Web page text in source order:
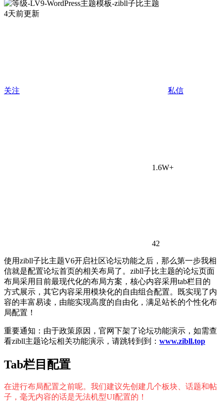
4天前更新
关注 私信
1.6W+
42
使用zibll子比主题V6开启社区论坛功能之后，那么第一步我相
信就是配置论坛首页的相关布局了。zibll子比主题的论坛页面
布局采用目前最现代化的布局方案，核心内容采用tab栏目的
方式展示，其它内容采用模块化的自由组合配置。既实现了内
容的丰富易读，由能实现高度的自由化，满足站长的个性化布
局配置！
重要通知：由于政策原因，官网下架了论坛功能演示，如需查
看zibll主题论坛相关功能演示，请跳转到到： www.zibll.top
Tab栏目配置
在进行布局配置之前呢。我们建议先创建几个板块、话题和帖
子，毫无内容的话是无法机型UI配置的！